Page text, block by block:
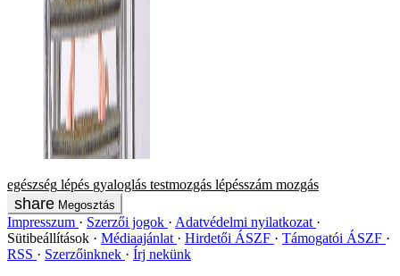
egészség lépés gyaloglás testmozgás lépésszám mozgás
Megosztás
Impresszum Szerzői jogok
Adatvédelmi nyilatkozat
Sütibeállítások
Médiaajánlat Hirdetői ÁSZF
Támogatói ÁSZF
RSS
Szerzőinknek Írj nekünk